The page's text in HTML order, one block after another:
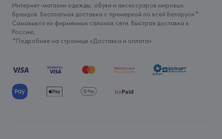
Интернет-магазин одежды, обуви и аксессуаров мировых
брендов. Бесплатная доставка с примеркой по всей Беларуси*.
Самовывоз из фирменных салонов сети. Быстрая доставка в
Россию.
*Подробнее на странице «Доставка и оплата»